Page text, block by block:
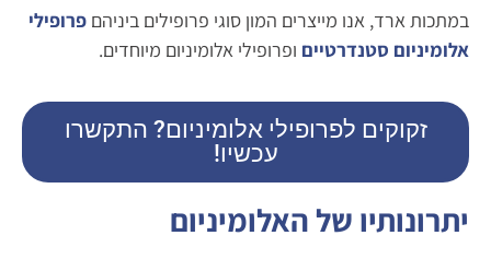
במתכות ארד, אנו מייצרים המון סוגי פרופילים ביניהם פרופילי
אלומיניום סטנדרטיים ופרופילי אלומיניום מיוחדים.
זקוקים לפרופילי אלומיניום? התקשרו
עכשיו!
יתרונותיו של האלומיניום